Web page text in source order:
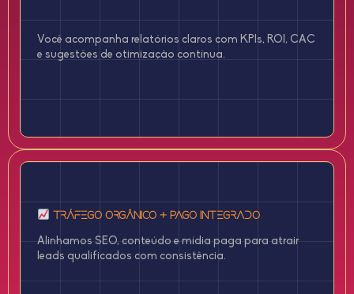
Você acompanha relatórios claros com KPIs, ROI, CAC
e sugestões de otimização contínua.
Tráfego Orgânico + Pago Integrado
Alinhamos SEO, conteúdo e mídia paga para atrair
leads qualificados com consistência.